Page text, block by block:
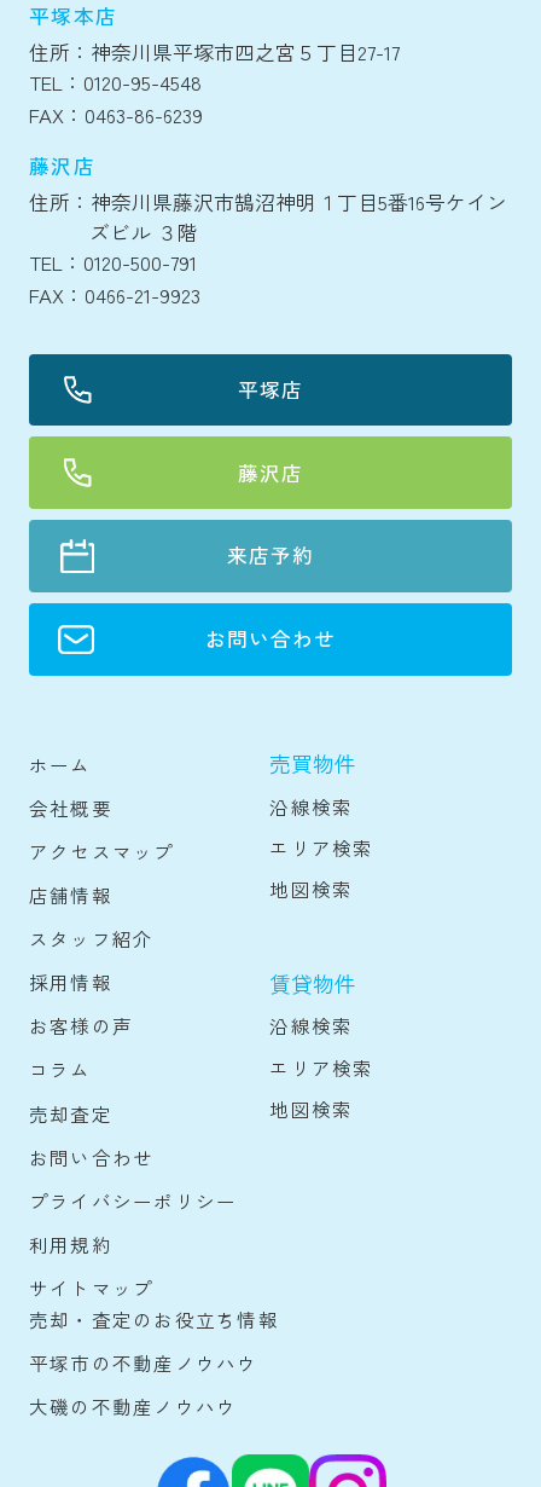
平塚本店
住所：神奈川県平塚市四之宮５丁目27-17
TEL：0120-95-4548
FAX：0463-86-6239
藤沢店
住所：神奈川県藤沢市鵠沼神明１丁目5番16号ケイン
ズビル ３階
TEL：0120-500-791
FAX：0466-21-9923
平塚店
藤沢店
来店予約
お問い合わせ
ホーム
会社概要
アクセスマップ
店舗情報
スタッフ紹介
採用情報
お客様の声
コラム
売却査定
お問い合わせ
プライバシーポリシー
利用規約
サイトマップ
売買物件
沿線検索
エリア検索
地図検索
賃貸物件
沿線検索
エリア検索
地図検索
売却・査定のお役立ち情報
平塚市の不動産ノウハウ
大磯の不動産ノウハウ